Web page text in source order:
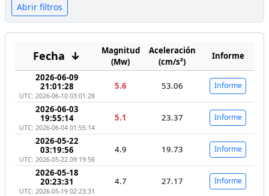
Abrir filtros
Fecha ↓
Magnitud
(Mw)
Aceleración
(cm/s²)
Informe
2026-06-09
21:01:28
UTC: 2026-06-10 03:01:28
5.6 53.06 Informe
2026-06-03
19:55:14
UTC: 2026-06-04 01:55:14
5.1 23.37 Informe
2026-05-22
03:19:56
UTC: 2026-05-22 09:19:56
4.9 19.73 Informe
2026-05-18
20:23:31
UTC: 2026-05-19 02:23:31
4.7 27.17 Informe